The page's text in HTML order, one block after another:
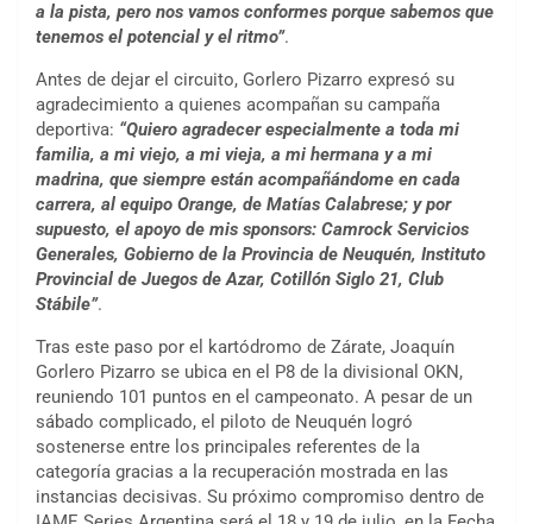
a la pista, pero nos vamos conformes porque sabemos que
tenemos el potencial y el ritmo”.
Antes de dejar el circuito, Gorlero Pizarro expresó su
agradecimiento a quienes acompañan su campaña
deportiva: “Quiero agradecer especialmente a toda mi
familia, a mi viejo, a mi vieja, a mi hermana y a mi
madrina, que siempre están acompañándome en cada
carrera, al equipo Orange, de Matías Calabrese; y por
supuesto, el apoyo de mis sponsors: Camrock Servicios
Generales, Gobierno de la Provincia de Neuquén, Instituto
Provincial de Juegos de Azar, Cotillón Siglo 21, Club
Stábile”.
Tras este paso por el kartódromo de Zárate, Joaquín
Gorlero Pizarro se ubica en el P8 de la divisional OKN,
reuniendo 101 puntos en el campeonato. A pesar de un
sábado complicado, el piloto de Neuquén logró
sostenerse entre los principales referentes de la
categoría gracias a la recuperación mostrada en las
instancias decisivas. Su próximo compromiso dentro de